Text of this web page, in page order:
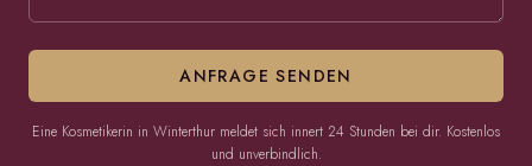
ANFRAGE SENDEN
Eine Kosmetikerin in Winterthur meldet sich innert 24 Stunden bei dir. Kostenlos
und unverbindlich.